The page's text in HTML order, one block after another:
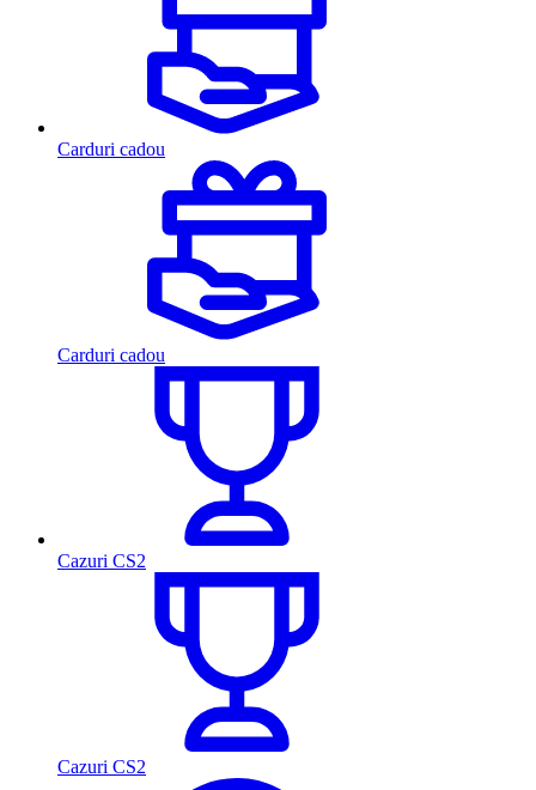
Carduri cadou
Carduri cadou
Cazuri CS2
Cazuri CS2